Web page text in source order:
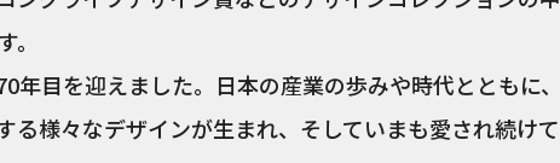
年目を迎えました。日本の産業の歩みや時代とともに、
る様々なデザインが生まれ、そしていまも愛され続けて